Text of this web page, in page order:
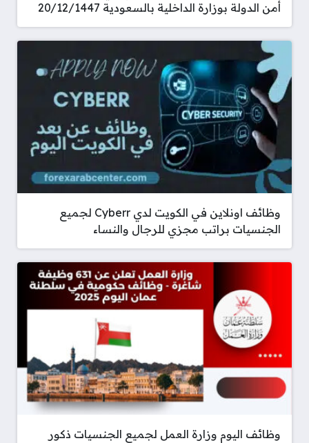
أمن الدولة بوزارة الداخلية بالسعودية 20/12/1447
وظائف اونلاين في الكويت لدي Cyberr لجميع
الجنسيات براتب مجزي للرجال والنساء
وظائف اليوم وزارة العمل لجميع الجنسيات ذكور